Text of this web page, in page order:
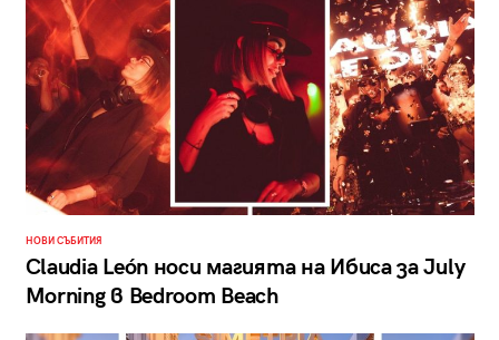
НОВИ СЪБИТИЯ
Claudia León носи магията на Ибиса за July
Morning в Bedroom Beach